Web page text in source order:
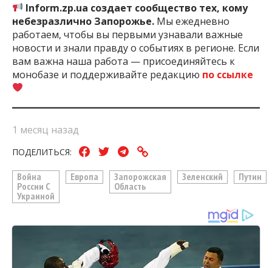
Inform.zp.ua создает сообщество тех, кому
небезразлично Запорожье. Мы ежедневно
работаем, чтобы вы первыми узнавали важные
новости и знали правду о событиях в регионе. Если
вам важна наша работа — присоединяйтесь к
монобазе и поддерживайте редакцию по ссылке
1 месяц назад
ПОДЕЛИТЬСЯ:
Война
России С
Украиной
Европа
Запорожская
Область
Зеленский Путин